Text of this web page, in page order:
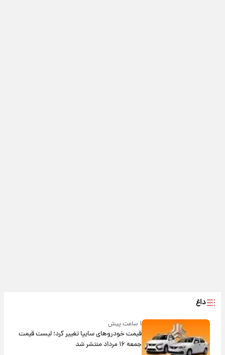
داغ
۱ ساعت پیش
قیمت خودروهای سایپا تغییر کرد؛ لیست قیمت
جمعه ۱۶ مرداد منتشر شد